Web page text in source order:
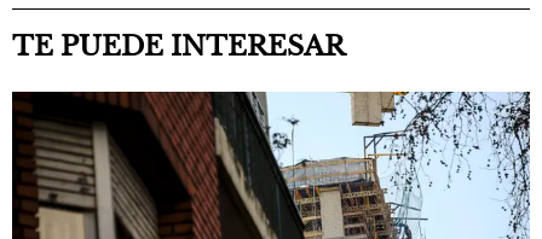
TE PUEDE INTERESAR